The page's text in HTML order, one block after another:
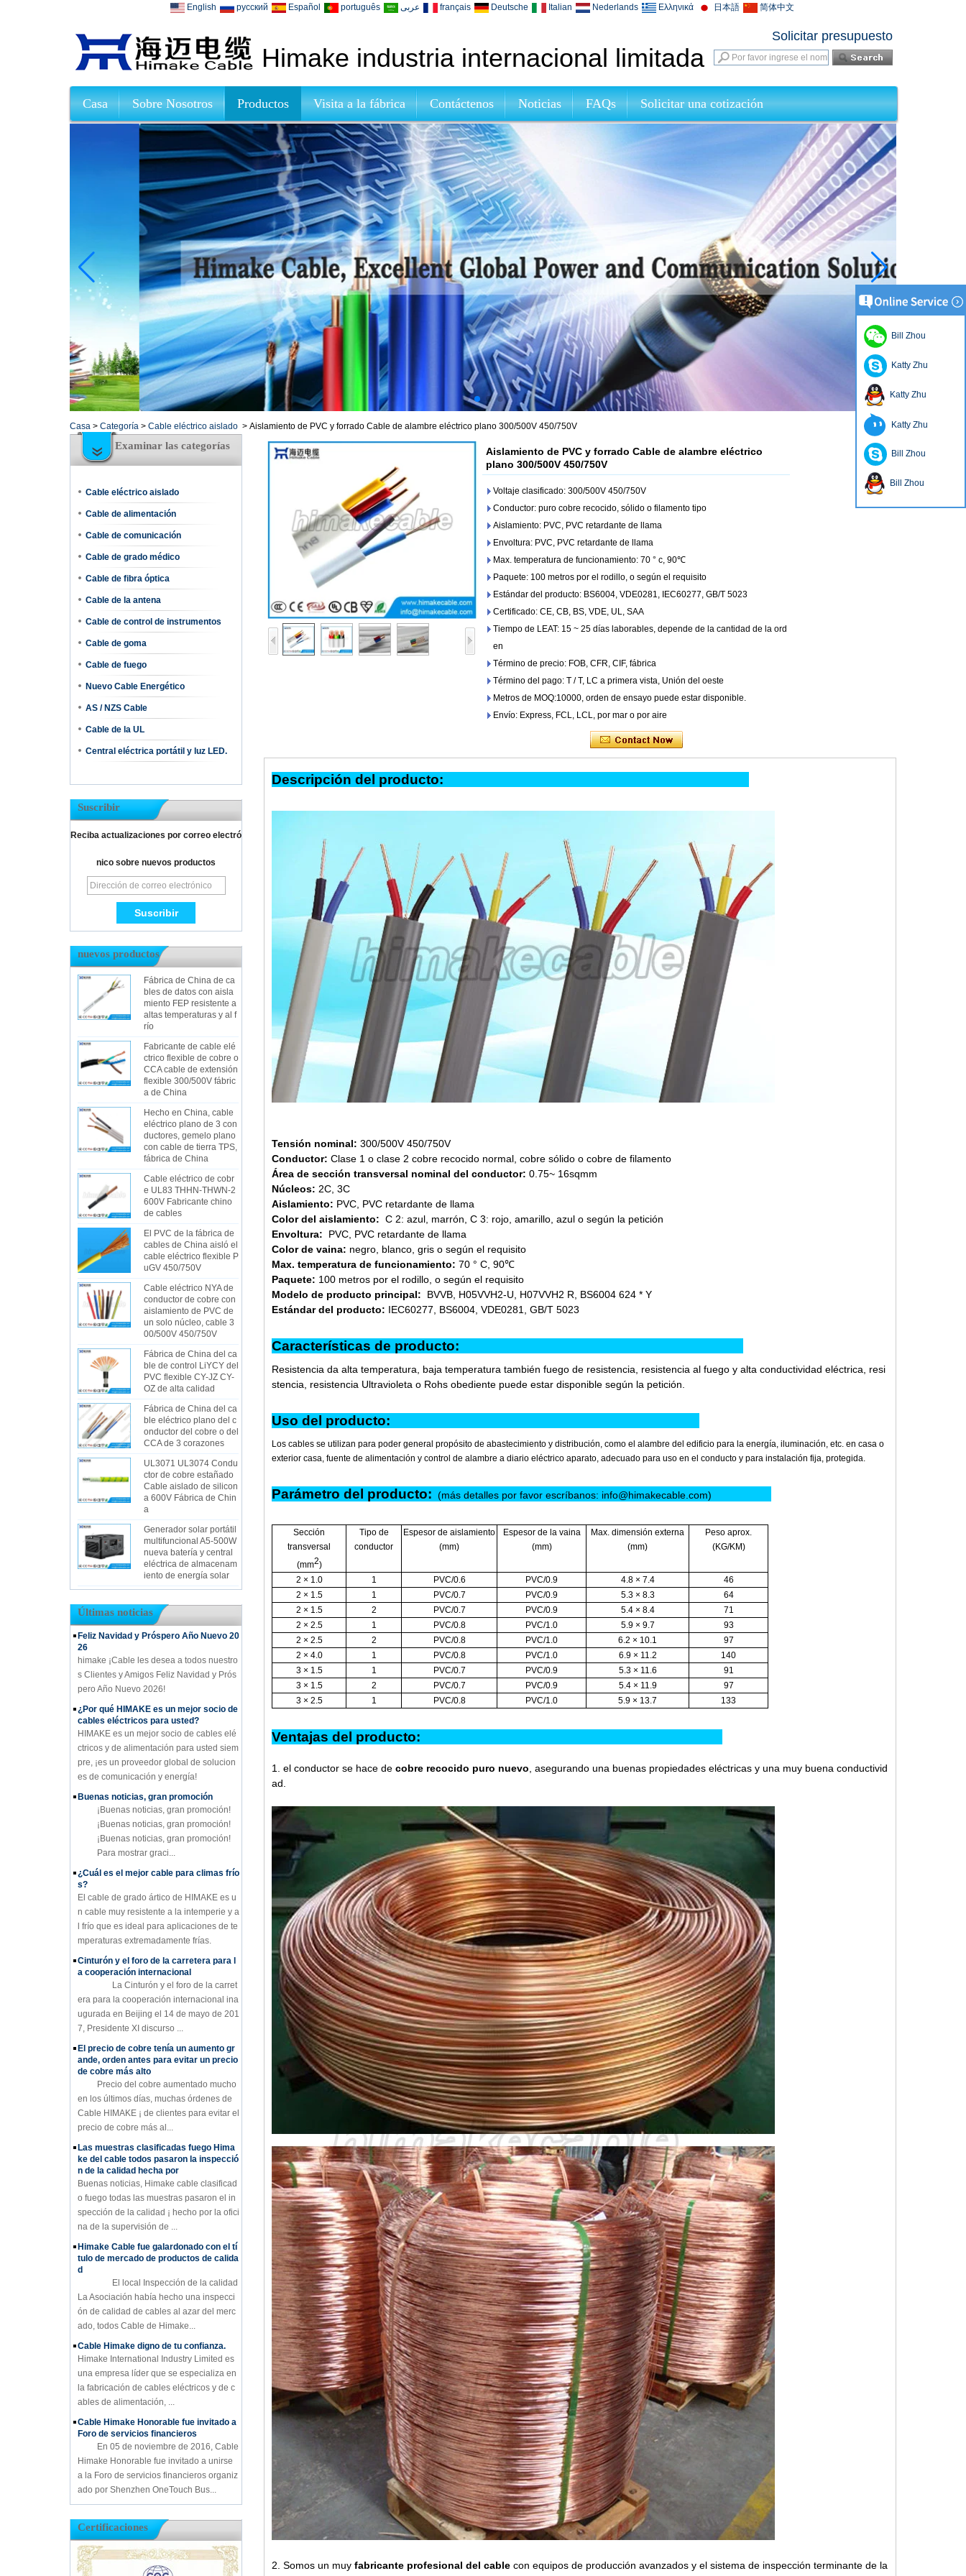
English русский Español português عربى français Deutsche Italian Nederlands Ελληνικά 日本語 简体中文
Himake industria internacional limitada
Solicitar presupuesto
Casa Sobre Nosotros Productos Visita a la fábrica Contáctenos Noticias FAQs Solicitar una cotización
Casa > Categoría > Cable eléctrico aislado > Aislamiento de PVC y forrado Cable de alambre eléctrico plano 300/500V 450/750V
Examinar las categorías
Cable eléctrico aislado
Cable de alimentación
Cable de comunicación
Cable de grado médico
Cable de fibra óptica
Cable de la antena
Cable de control de instrumentos
Cable de goma
Cable de fuego
Nuevo Cable Energético
AS / NZS Cable
Cable de la UL
Central eléctrica portátil y luz LED.
Suscribir
Reciba actualizaciones por correo electró
nico sobre nuevos productos
nuevos productos
Fábrica de China de ca
bles de datos con aisla
miento FEP resistente a
altas temperaturas y al f
río
Fabricante de cable elé
ctrico flexible de cobre o
CCA cable de extensión
flexible 300/500V fábric
a de China
Hecho en China, cable
eléctrico plano de 3 con
ductores, gemelo plano
con cable de tierra TPS,
fábrica de China
Cable eléctrico de cobr
e UL83 THHN-THWN-2
600V Fabricante chino
de cables
El PVC de la fábrica de
cables de China aisló el
cable eléctrico flexible P
uGV 450/750V
Cable eléctrico NYA de
conductor de cobre con
aislamiento de PVC de
un solo núcleo, cable 3
00/500V 450/750V
Fábrica de China del ca
ble de control LiYCY del
PVC flexible CY-JZ CY-
OZ de alta calidad
Fábrica de China del ca
ble eléctrico plano del c
onductor del cobre o del
CCA de 3 corazones
UL3071 UL3074 Condu
ctor de cobre estañado
Cable aislado de silicon
a 600V Fábrica de Chin
a
Generador solar portátil
multifuncional A5-500W
nueva batería y central
eléctrica de almacenam
iento de energía solar
Últimas noticias
Feliz Navidad y Próspero Año Nuevo 20
26
himake ¡Cable les desea a todos nuestro
s Clientes y Amigos Feliz Navidad y Prós
pero Año Nuevo 2026!
¿Por qué HIMAKE es un mejor socio de
cables eléctricos para usted?
HIMAKE es un mejor socio de cables elé
ctricos y de alimentación para usted siem
pre, ¡es un proveedor global de solucion
es de comunicación y energía!
Buenas noticias, gran promoción
¡Buenas noticias, gran promoción!
¡Buenas noticias, gran promoción!
¡Buenas noticias, gran promoción!
Para mostrar graci...
¿Cuál es el mejor cable para climas frío
s?
El cable de grado ártico de HIMAKE es u
n cable muy resistente a la intemperie y a
l frío que es ideal para aplicaciones de te
mperaturas extremadamente frías.
Cinturón y el foro de la carretera para l
a cooperación internacional
La Cinturón y el foro de la carret
era para la cooperación internacional ina
ugurada en Beijing el 14 de mayo de 201
7, Presidente XI discurso ...
El precio de cobre tenía un aumento gr
ande, orden antes para evitar un precio
de cobre más alto
Precio del cobre aumentado mucho
en los últimos días, muchas órdenes de
Cable HIMAKE ¡ de clientes para evitar el
precio de cobre más al...
Las muestras clasificadas fuego Hima
ke del cable todos pasaron la inspecció
n de la calidad hecha por
Buenas noticias, Himake cable clasificad
o fuego todas las muestras pasaron el in
spección de la calidad ¡ hecho por la ofici
na de la supervisión de ...
Himake Cable fue galardonado con el tí
tulo de mercado de productos de calida
d
El local Inspección de la calidad
La Asociación había hecho una inspecci
ón de calidad de cables al azar del merc
ado, todos Cable de Himake...
Cable Himake digno de tu confianza.
Himake International Industry Limited es
una empresa líder que se especializa en
la fabricación de cables eléctricos y de c
ables de alimentación, ...
Cable Himake Honorable fue invitado a
Foro de servicios financieros
En 05 de noviembre de 2016, Cable
Himake Honorable fue invitado a unirse
a la Foro de servicios financieros organiz
ado por Shenzhen OneTouch Bus...
Certificaciones
Aislamiento de PVC y forrado Cable de alambre eléctrico
plano 300/500V 450/750V
Voltaje clasificado: 300/500V 450/750V
Conductor: puro cobre recocido, sólido o filamento tipo
Aislamiento: PVC, PVC retardante de llama
Envoltura: PVC, PVC retardante de llama
Max. temperatura de funcionamiento: 70 ° c, 90℃
Paquete: 100 metros por el rodillo, o según el requisito
Estándar del producto: BS6004, VDE0281, IEC60277, GB/T 5023
Certificado: CE, CB, BS, VDE, UL, SAA
Tiempo de LEAT: 15 ~ 25 días laborables, depende de la cantidad de la ord
en
Término de precio: FOB, CFR, CIF, fábrica
Término del pago: T / T, LC a primera vista, Unión del oeste
Metros de MOQ:10000, orden de ensayo puede estar disponible.
Envío: Express, FCL, LCL, por mar o por aire
Descripción del producto:
Tensión nominal: 300/500V 450/750V
Conductor: Clase 1 o clase 2 cobre recocido normal, cobre sólido o cobre de filamento
Área de sección transversal nominal del conductor: 0.75~ 16sqmm
Núcleos: 2C, 3C
Aislamiento: PVC, PVC retardante de llama
Color del aislamiento: C 2: azul, marrón, C 3: rojo, amarillo, azul o según la petición
Envoltura:
PVC, PVC retardante de llama
Color de vaina: negro, blanco, gris o según el requisito
Max. temperatura de funcionamiento: 70 ° C, 90℃
Paquete: 100 metros por el rodillo, o según el requisito
Modelo de producto principal: BVVB, H05VVH2-U, H07VVH2 R, BS6004 624 * Y
Estándar del producto: IEC60277, BS6004, VDE0281, GB/T 5023
Características de producto:
Resistencia da alta temperatura, baja temperatura también fuego de resistencia, resistencia al fuego y alta conductividad eléctrica, resi
stencia, resistencia Ultravioleta o Rohs obediente puede estar disponible según la petición.
Uso del producto:
Los cables se utilizan para poder general propósito de abastecimiento y distribución, como el alambre del edificio para la energía, iluminación, etc. en casa o
exterior casa, fuente de alimentación y control de alambre a diario eléctrico aparato, adecuado para uso en el conducto y para instalación fija, protegida.
Parámetro del producto: (más detalles por favor escríbanos: info@himakecable.com)
Sección
transversal
(mm2)
Tipo de
conductor
Espesor de aislamiento
(mm)
Espesor de la vaina
(mm)
Max. dimensión externa
(mm)
Peso aprox.
(KG/KM)
2 × 1.0 1 PVC/0.6 PVC/0.9 4.8 × 7.4
46
2 × 1.5
1 PVC/0.7 PVC/0.9 5.3 × 8.3
64
2 × 1.5
2 PVC/0.7 PVC/0.9 5.4 × 8.4
71
2 × 2.5
1 PVC/0.8 PVC/1.0 5.9 × 9.7
93
2 × 2.5
2 PVC/0.8 PVC/1.0 6.2 × 10.1
97
2 × 4.0
1 PVC/0.8 PVC/1.0 6.9 × 11.2
140
3 × 1.5
1 PVC/0.7 PVC/0.9 5.3 × 11.6
91
3 × 1.5
2 PVC/0.7 PVC/0.9 5.4 × 11.9
97
3 × 2.5
1 PVC/0.8 PVC/1.0 5.9 × 13.7 133
Ventajas del producto:
1. el conductor se hace de cobre recocido puro nuevo , asegurando una buenas propiedades eléctricas y una muy buena conductivid
ad.
2. Somos un muy fabricante profesional del cable con equipos de producción avanzados y el sistema de inspección terminante de la
Bill Zhou
Katty Zhu
Katty Zhu
Katty Zhu
Bill Zhou
Bill Zhou